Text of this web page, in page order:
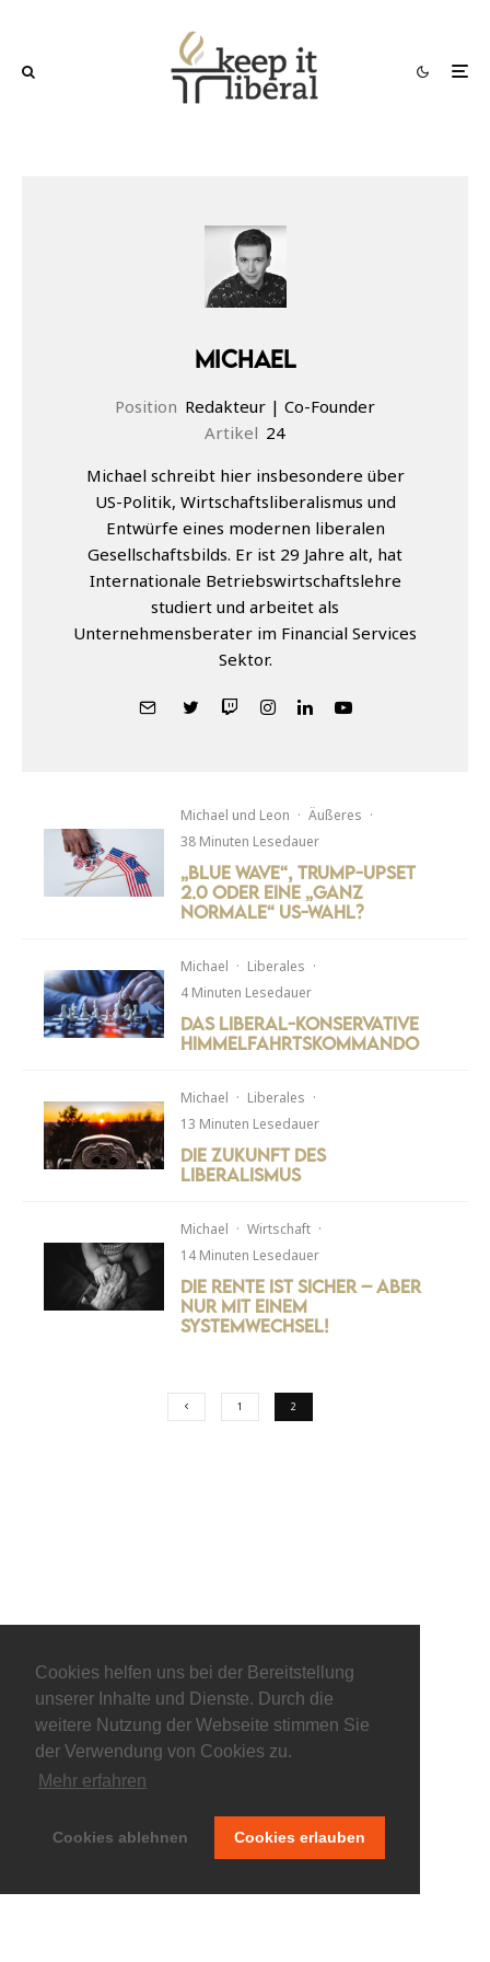
Cookies helfen uns bei der Bereitstellung
unserer Inhalte und Dienste. Durch die
weitere Nutzung der Webseite stimmen Sie
der Verwendung von Cookies zu.
Mehr erfahren
Cookies ablehnen Cookies erlauben
Michael
Position Redakteur | Co-Founder
Artikel 24
Michael schreibt hier insbesondere über
US-Politik, Wirtschaftsliberalismus und
Entwürfe eines modernen liberalen
Gesellschaftsbilds. Er ist 29 Jahre alt, hat
Internationale Betriebswirtschaftslehre
studiert und arbeitet als
Unternehmensberater im Financial Services
Sektor.
Michael und Leon · Äußeres ·
38 Minuten Lesedauer
„Blue Wave“, Trump-Upset
2.0 oder eine „ganz
normale“ US-Wahl?
Michael · Liberales ·
4 Minuten Lesedauer
Das liberal-konservative
Himmelfahrtskommando
Michael · Liberales ·
13 Minuten Lesedauer
Die Zukunft des
Liberalismus
Michael · Wirtschaft ·
14 Minuten Lesedauer
Die Rente ist sicher – aber
nur mit einem
Systemwechsel!
1 2
Datenschutzerklärung Impressum Kontakt